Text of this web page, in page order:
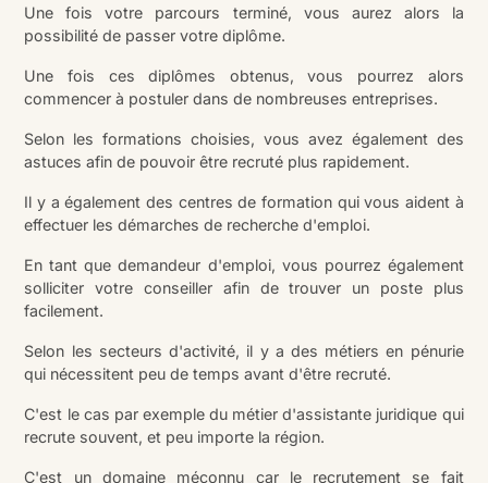
Une fois votre parcours terminé, vous aurez alors la
possibilité de passer votre diplôme.
Une fois ces diplômes obtenus, vous pourrez alors
commencer à postuler dans de nombreuses entreprises.
Selon les formations choisies, vous avez également des
astuces afin de pouvoir être recruté plus rapidement.
Il y a également des centres de formation qui vous aident à
effectuer les démarches de recherche d'emploi.
En tant que demandeur d'emploi, vous pourrez également
solliciter votre conseiller afin de trouver un poste plus
facilement.
Selon les secteurs d'activité, il y a des métiers en pénurie
qui nécessitent peu de temps avant d'être recruté.
C'est le cas par exemple du métier d'assistante juridique qui
recrute souvent, et peu importe la région.
C'est un domaine méconnu car le recrutement se fait